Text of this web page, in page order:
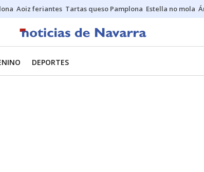
Aoiz feriantes Tartas queso Pamplona Estella no mola
DEPORTES